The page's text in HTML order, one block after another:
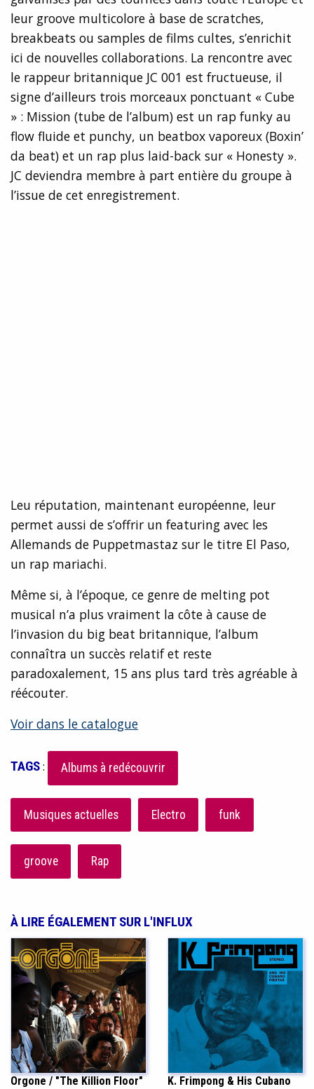
leur groove multicolore à base de scratches,
breakbeats ou samples de films cultes, s’enrichit
ici de nouvelles collaborations. La rencontre avec
le rappeur britannique JC 001 est fructueuse, il
signe d’ailleurs trois morceaux ponctuant « Cube
» : Mission (tube de l’album) est un rap funky au
flow fluide et punchy, un beatbox vaporeux (Boxin’
da beat) et un rap plus laid-back sur « Honesty ».
JC deviendra membre à part entière du groupe à
l’issue de cet enregistrement.
Leu réputation, maintenant européenne, leur
permet aussi de s’offrir un featuring avec les
Allemands de Puppetmastaz sur le titre El Paso,
un rap mariachi.
Même si, à l’époque, ce genre de melting pot
musical n’a plus vraiment la côte à cause de
l’invasion du big beat britannique, l’album
connaîtra un succès relatif et reste
paradoxalement, 15 ans plus tard très agréable à
réécouter.
Voir dans le catalogue
TAGS: Albums à redécouvrir
Musiques actuelles Electro funk
groove Rap
À LIRE ÉGALEMENT SUR L'INFLUX
Orgone / "The Killion Floor"
K. Frimpong & His Cubano